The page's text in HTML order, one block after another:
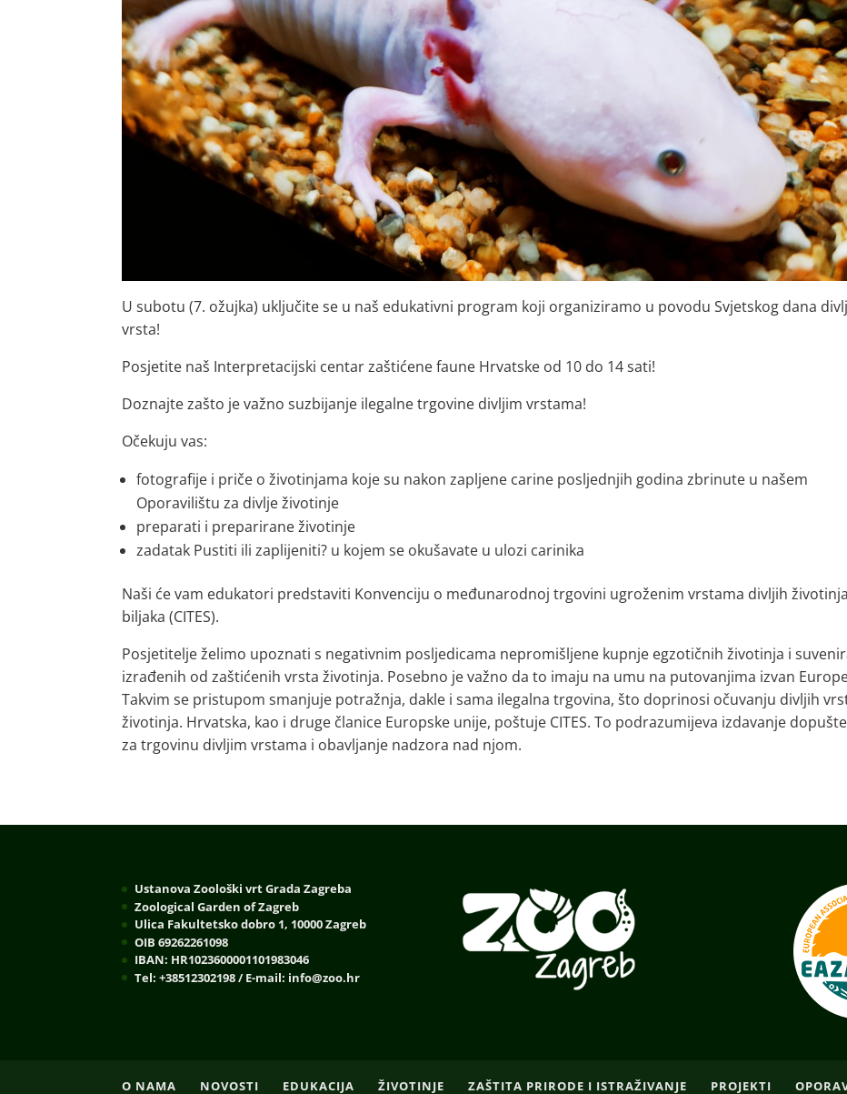
U subotu (7. ožujka) uključite se u naš edukativni program koji organiziramo u povodu Svjetskog dana
vrsta!
Posjetite naš Interpretacijski centar zaštićene faune Hrvatske od 10 do 14 sati!
Doznajte zašto je važno suzbijanje ilegalne trgovine divljim vrstama!
Očekuju vas:
fotografije i priče o životinjama koje su nakon zapljene carine posljednjih godina zbrinute u našem
Oporavilištu za divlje životinje
preparati i preparirane životinje
zadatak Pustiti ili zaplijeniti? u kojem se okušavate u ulozi carinika
Naši će vam edukatori predstaviti Konvenciju o međunarodnoj trgovini ugroženim vrstama divljih
biljaka (CITES).
Posjetitelje želimo upoznati s negativnim posljedicama nepromišljene kupnje egzotičnih životinja i
izrađenih od zaštićenih vrsta životinja. Posebno je važno da to imaju na umu na putovanjima izvan
Takvim se pristupom smanjuje potražnja, dakle i sama ilegalna trgovina, što doprinosi očuvanju divljih
životinja. Hrvatska, kao i druge članice Europske unije, poštuje CITES. To podrazumijeva izdavanje
za trgovinu divljim vrstama i obavljanje nadzora nad njom.
Ustanova Zoološki vrt Grada Zagreba
Zoological Garden of Zagreb
Ulica Fakultetsko dobro 1, 10000 Zagreb
OIB 69262261098
IBAN: HR1023600001101983046
Tel: +38512302198 / E-mail: info@zoo.hr
O NAMA NOVOSTI EDUKACIJA ŽIVOTINJE ZAŠTITA PRIRODE I ISTRAŽIVANJE PROJEKTI